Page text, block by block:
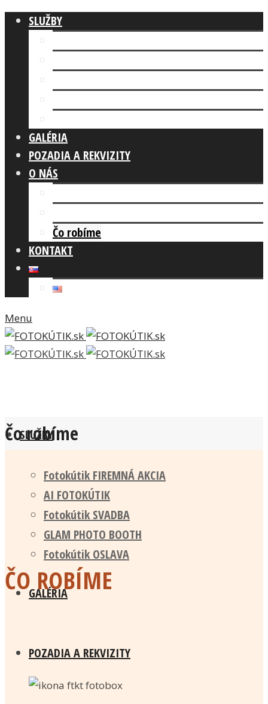
SLUŽBY
GALÉRIA
POZADIA A REKVIZITY
O NÁS
Čo robíme
KONTAKT
Menu
SLUŽBY
Fotokútik FIREMNÁ AKCIA
AI FOTOKÚTIK
Fotokútik SVADBA
GLAM PHOTO BOOTH
Fotokútik OSLAVA
GALÉRIA
POZADIA A REKVIZITY
Čo robíme
ČO ROBÍME